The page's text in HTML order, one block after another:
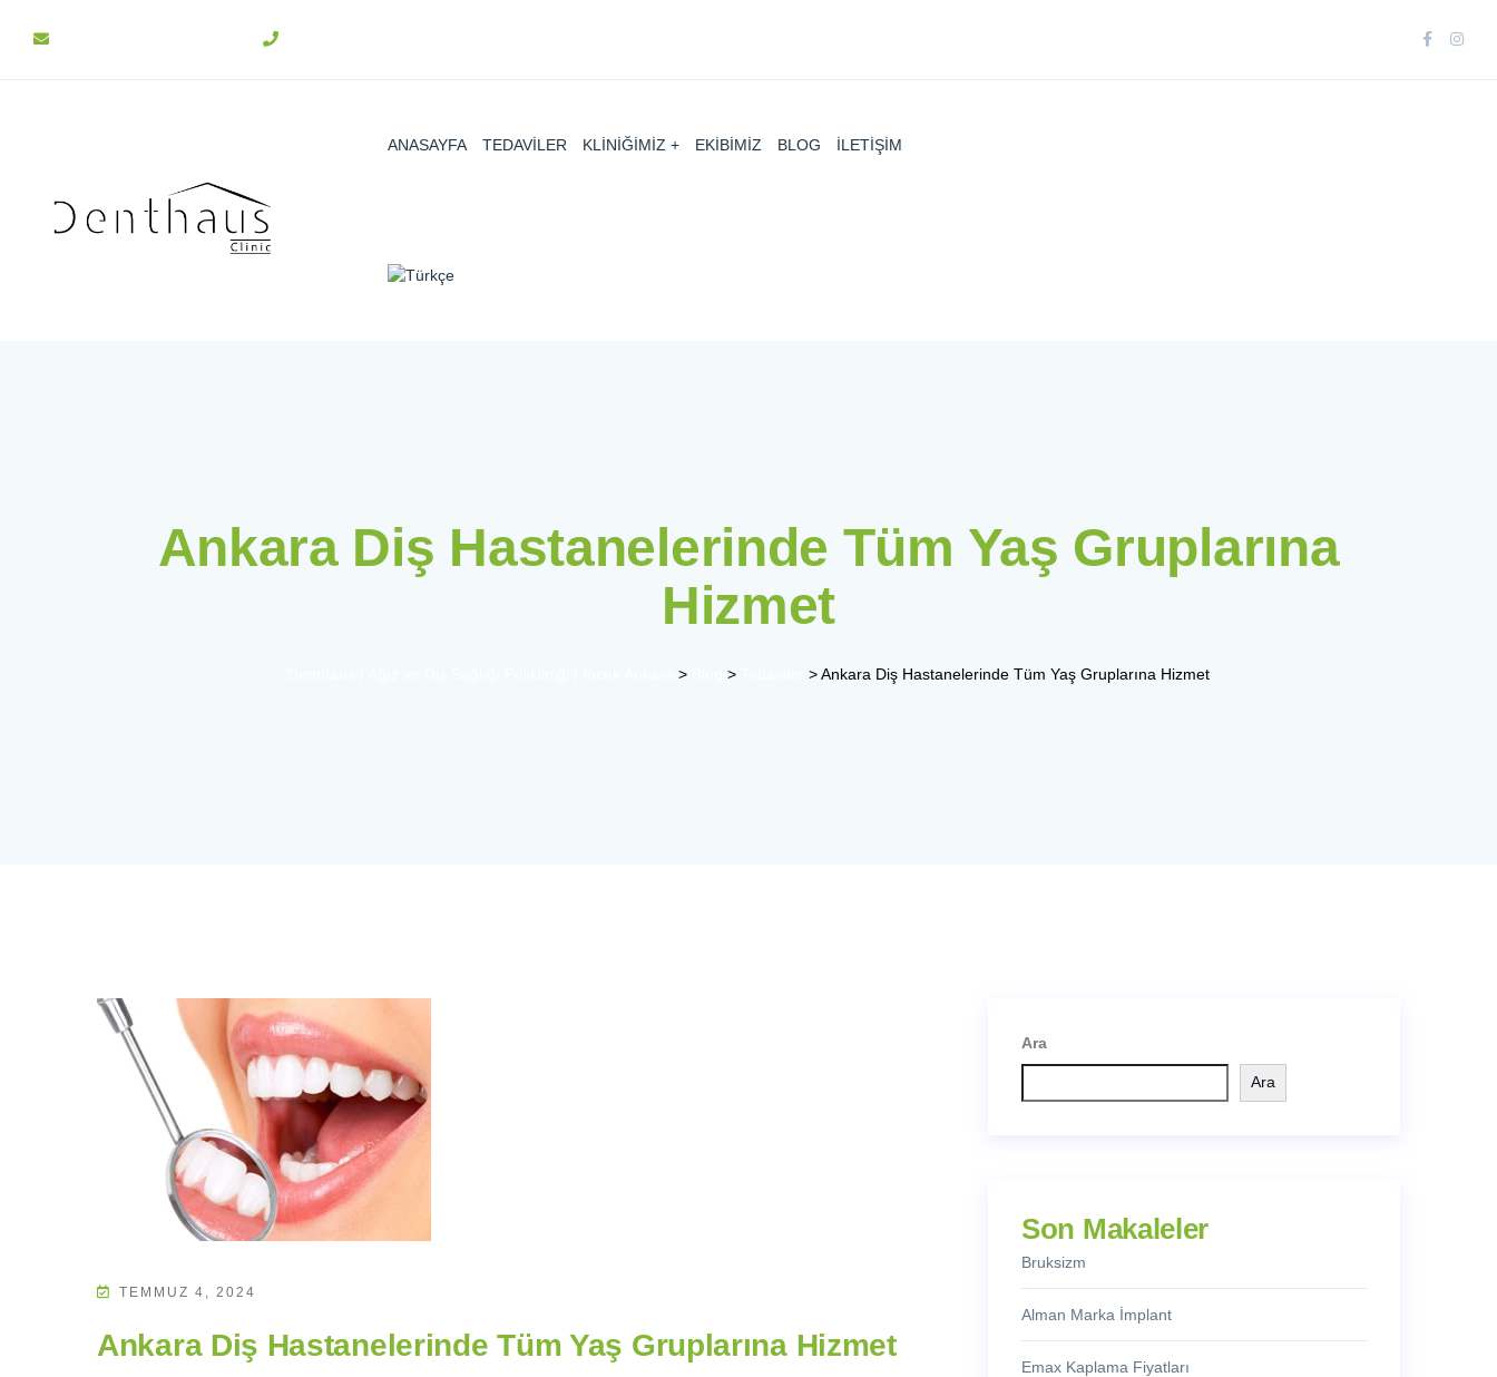
ANASAYFA TEDAVİLER KLİNİĞİMİZ EKİBİMİZ BLOG İLETİŞİM
Ankara Diş Hastanelerinde Tüm Yaş Gruplarına
Hizmet
> > >Ankara Diş Hastanelerinde Tüm Yaş Gruplarına Hizmet
TEMMUZ 4, 2024
Ankara Diş Hastanelerinde Tüm Yaş Gruplarına Hizmet
Ara
Ara
Son Makaleler
Bruksizm
Alman Marka İmplant
Emax Kaplama Fiyatları